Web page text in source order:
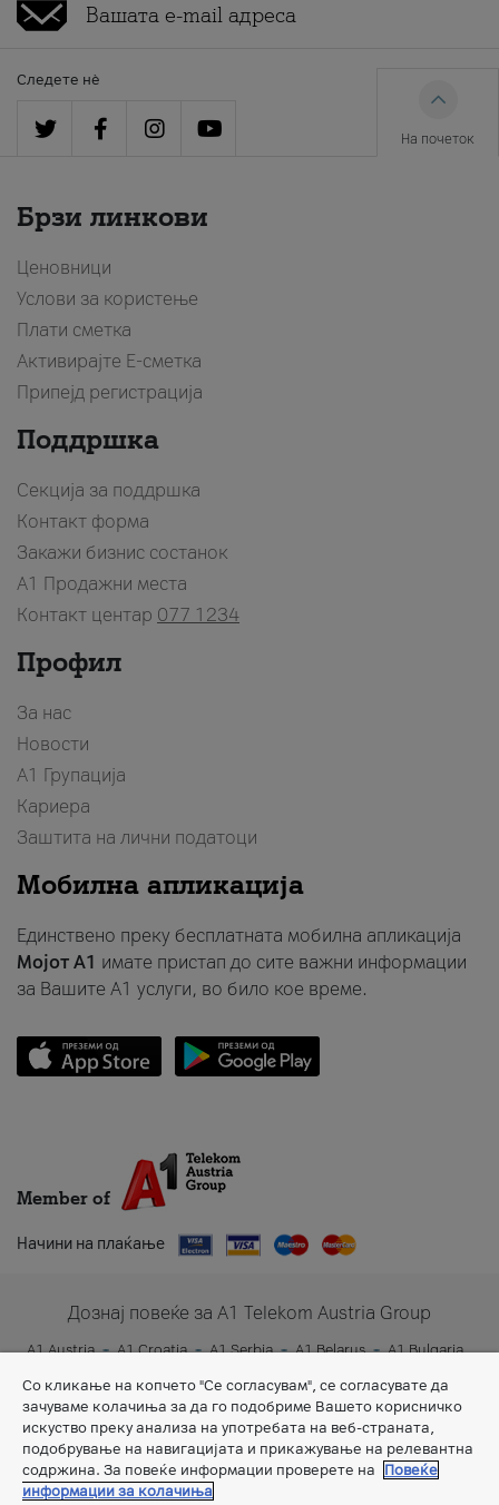
Следете нè
На почеток
Брзи линкови
Ценовници
Услови за користење
Плати сметка
Активирајте Е-сметка
Припејд регистрација
Поддршка
Секција за поддршка
Контакт форма
Закажи бизнис состанок
A1 Продажни места
Контакт центар 077 1234
Профил
За нас
Новости
А1 Групација
Кариера
Заштита на лични податоци
Мобилна апликација
Единствено преку бесплатната мобилна апликација
Мојот A1 имате пристап до сите важни информации
за Вашите A1 услуги, во било кое време.
Member of
Начини на плаќање
Дознај повеќе за A1 Telekom Austria Group
A1 Austria A1 Croatia A1 Serbia A1 Belarus
A1 Bulgaria
A1 Slovenia
A1 Digital
Со кликање на копчето "Се согласувам", се согласувате да
зачуваме колачиња за да го подобриме Вашето корисничко
искуство преку анализа на употребата на веб-страната,
подобрување на навигацијата и прикажување на релевантна
содржина. За повеќе информации проверете на
Повеќе
информации за колачиња